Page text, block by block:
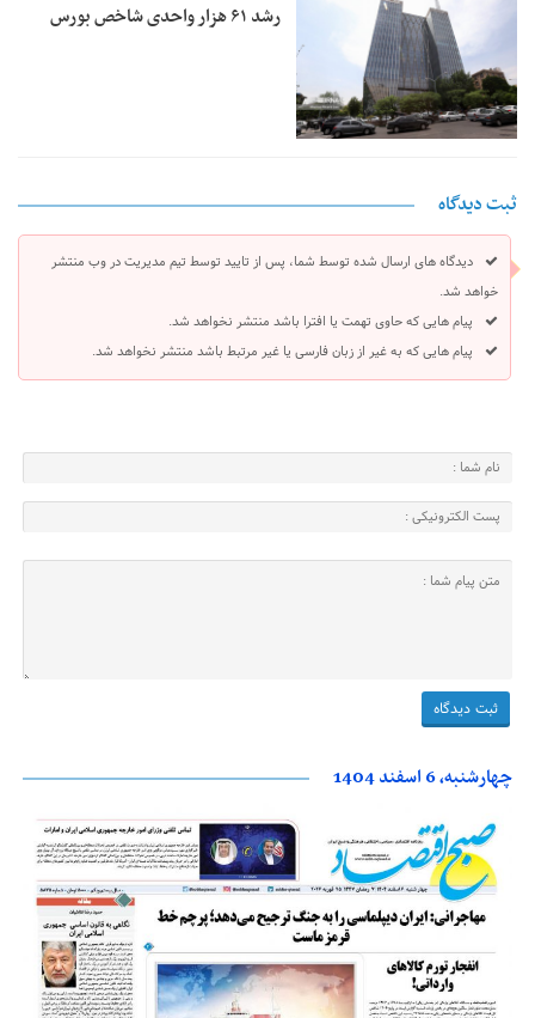
رشد ۶۱ هزار واحدی شاخص بورس
ثبت دیدگاه
دیدگاه های ارسال شده توسط شما، پس از تایید توسط تیم مدیریت در وب منتشر
خواهد شد.
پیام هایی که حاوی تهمت یا افترا باشد منتشر نخواهد شد.
پیام هایی که به غیر از زبان فارسی یا غیر مرتبط باشد منتشر نخواهد شد.
چهارشنبه، 6 اسفند 1404